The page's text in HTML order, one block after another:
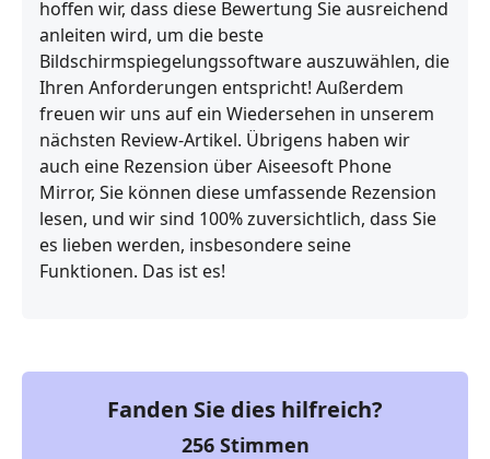
hoffen wir, dass diese Bewertung Sie ausreichend
anleiten wird, um die beste
Bildschirmspiegelungssoftware auszuwählen, die
Ihren Anforderungen entspricht! Außerdem
freuen wir uns auf ein Wiedersehen in unserem
nächsten Review-Artikel. Übrigens haben wir
auch eine Rezension über Aiseesoft Phone
Mirror, Sie können diese umfassende Rezension
lesen, und wir sind 100% zuversichtlich, dass Sie
es lieben werden, insbesondere seine
Funktionen. Das ist es!
Fanden Sie dies hilfreich?
256Stimmen